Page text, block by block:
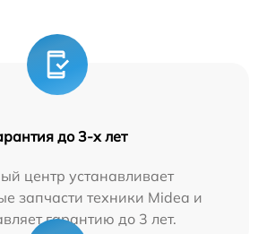
до 3-х лет
центр устанавливает
запчасти техники Midea и
гарантию до 3 лет.